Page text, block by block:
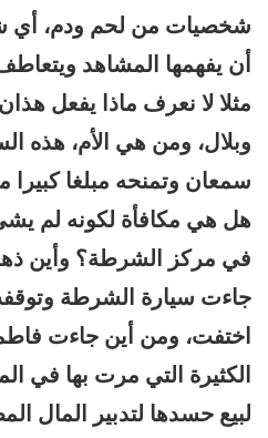
شخصيات من لحم ودم، أي
أن يفهمها المشاهد
مثلا لا نعرف ماذا يفعل
وبلال، ومن هي الأم، هذه
سمعان وتمنحه مبلغا كبيرا
هل هي مكافأة لكونه لم يشي
في مركز الشرطة؟ وأين
جاءت سيارة الشرطة
اختفت، ومن أين جاءت
الكثيرة التي مرت بها في
لبيع حسدها لتدبير المال